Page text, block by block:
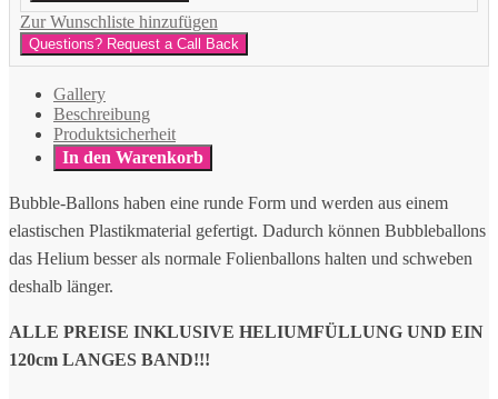
Zur Wunschliste hinzufügen
Questions? Request a Call Back
Gallery
Beschreibung
Produktsicherheit
In den Warenkorb
Bubble-Ballons haben eine runde Form und werden aus einem
elastischen Plastikmaterial gefertigt. Dadurch können Bubbleballons
das Helium besser als normale Folienballons halten und schweben
deshalb länger.
ALLE PREISE INKLUSIVE HELIUMFÜLLUNG UND EIN
120cm LANGES BAND!!!